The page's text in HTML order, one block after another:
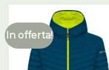
In offerta!